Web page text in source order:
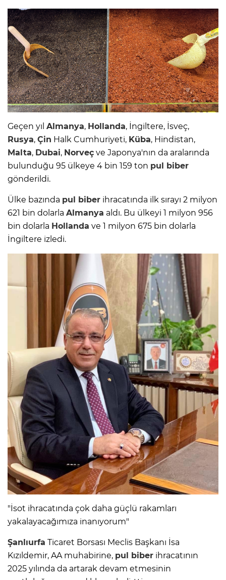
Geçen yıl Almanya, Hollanda, İngiltere, İsveç,
Rusya, Çin Halk Cumhuriyeti, Küba, Hindistan,
Malta, Dubai, Norveç ve Japonya'nın da aralarında
bulunduğu 95 ülkeye 4 bin 159 ton pul biber
gönderildi.
Ülke bazında pul biber ihracatında ilk sırayı 2 milyon
621 bin dolarla Almanya aldı. Bu ülkeyi 1 milyon 956
bin dolarla Hollanda ve 1 milyon 675 bin dolarla
İngiltere izledi.
"İsot ihracatında çok daha güçlü rakamları
yakalayacağımıza inanıyorum"
Şanlıurfa Ticaret Borsası Meclis Başkanı İsa
Kızıldemir, AA muhabirine, pul biber ihracatının
2025 yılında da artarak devam etmesinin